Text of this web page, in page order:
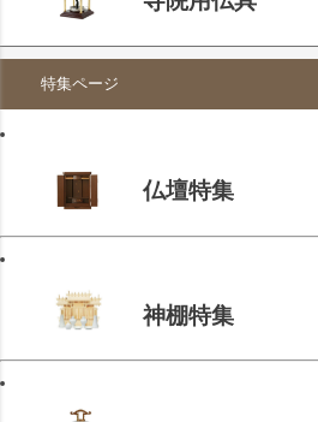
特集ページ
仏壇特集
神棚特集